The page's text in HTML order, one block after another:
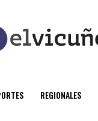
REGIONALES